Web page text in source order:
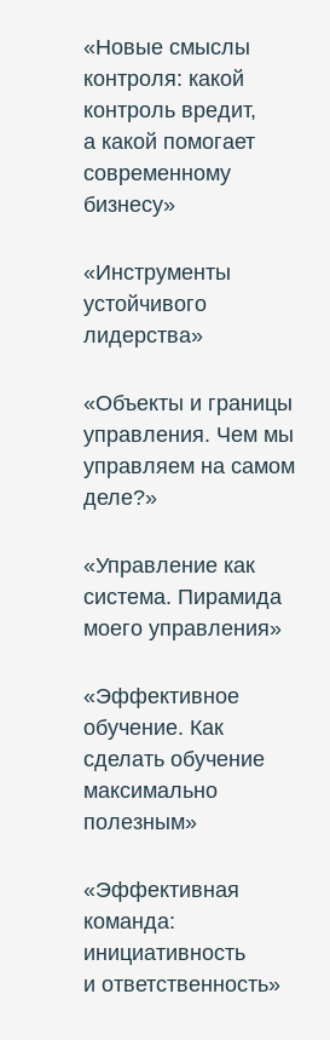
«Новые смыслы
контроля: какой
контроль вредит,
а какой помогает
современному
бизнесу»
«Инструменты
устойчивого
лидерства»
«Объекты и границы
управления. Чем мы
управляем на самом
деле?»
«Управление как
система. Пирамида
моего управления»
«Эффективное
обучение. Как
сделать обучение
максимально
полезным»
«Эффективная
команда:
инициативность
и ответственность»